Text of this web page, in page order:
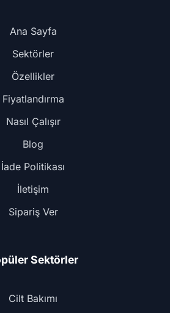
Ana Sayfa
Sektörler
Özellikler
Fiyatlandırma
Nasıl Çalışır
Blog
İade Politikası
İletişim
Sipariş Ver
Sektörler
Cilt Bakımı